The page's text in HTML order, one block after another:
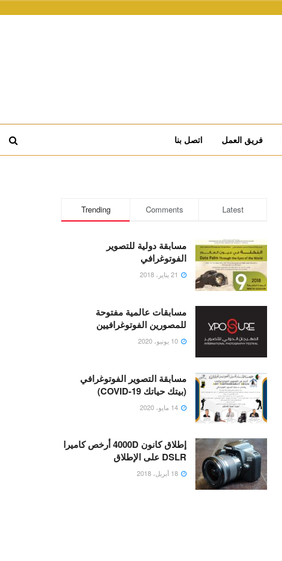
فريق العمل اتصل بنا
Trending Comments Latest
مسابقة دولية للتصوير
الفوتوغرافي
مسابقات عالمية مفتوحة
للمصورين الفوتوغرافيين
مسابقة التصوير الفوتوغرافي
(بيتك حياتك COVID-19)
إطلاق كانون 4000D أرخص كاميرا
DSLR على الإطلاق